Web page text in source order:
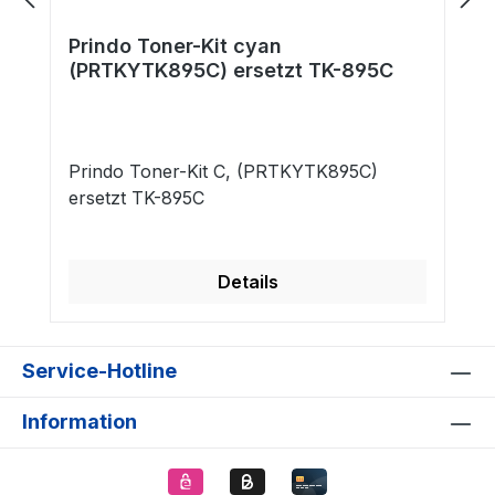
Prindo Toner-Kit cyan
(PRTKYTK895C) ersetzt TK-895C
Prindo Toner-Kit C, (PRTKYTK895C)
ersetzt TK-895C
Details
Service-Hotline
Information